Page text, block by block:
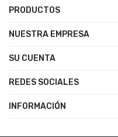
PRODUCTOS
NUESTRA EMPRESA
SU CUENTA
REDES SOCIALES
INFORMACIÓN